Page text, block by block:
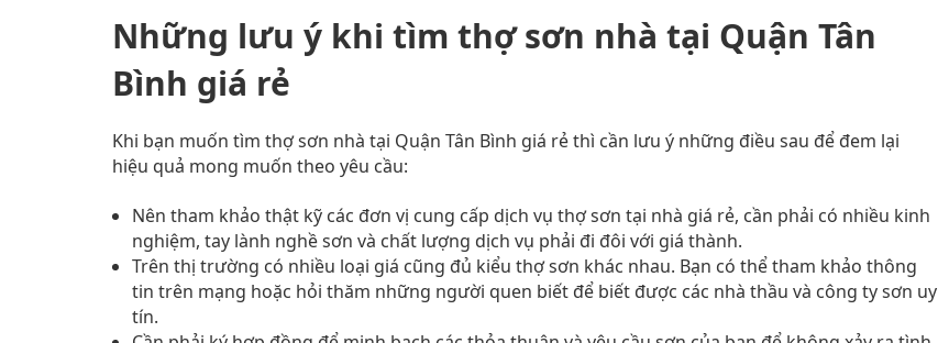
Những lưu ý khi tìm thợ sơn nhà tại Quận Tân
Bình giá rẻ
Khi bạn muốn tìm thợ sơn nhà tại Quận Tân Bình giá rẻ thì cần lưu ý những điều sau để đem lại
hiệu quả mong muốn theo yêu cầu:
Nên tham khảo thật kỹ các đơn vị cung cấp dịch vụ thợ sơn tại nhà giá rẻ, cần phải có nhiều kinh
nghiệm, tay lành nghề sơn và chất lượng dịch vụ phải đi đôi với giá thành.
Trên thị trường có nhiều loại giá cũng đủ kiểu thợ sơn khác nhau. Bạn có thể tham khảo thông
tin trên mạng hoặc hỏi thăm những người quen biết để biết được các nhà thầu và công ty sơn uy
tín.